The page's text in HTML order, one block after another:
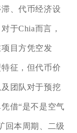
、代币经济设
于Chia而言，
目方凭空发
征，但代币价
团队对于预挖
借“是不是空气
回本周期、二级